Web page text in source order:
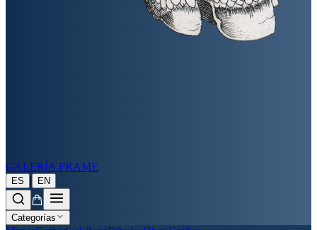
GALERÍA FRAME
ES | EN
Categorías